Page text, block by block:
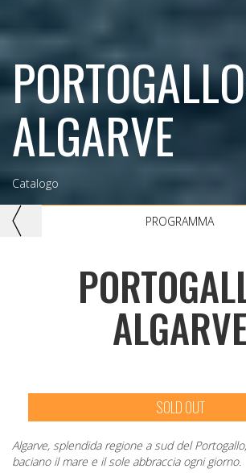
ALGARVE
Catalogo
PROGRAMMA
SOLD OUT
Algarve, splendida regione a sud del
baciano il mare e il sole abbraccia ogni giorno.